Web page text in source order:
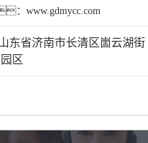
：www.gdmycc.com
东省济南市长清区崮云湖街
区